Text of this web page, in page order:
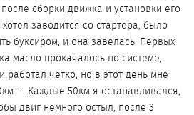
сборки движка и установки его
заводится со стартера, было
буксиром, и она завелась. Первых
масло прокачалось по системе,
работал четко, но в этот день мне
. Каждые 50км я останавливался,
двиг немного остыл, после 3